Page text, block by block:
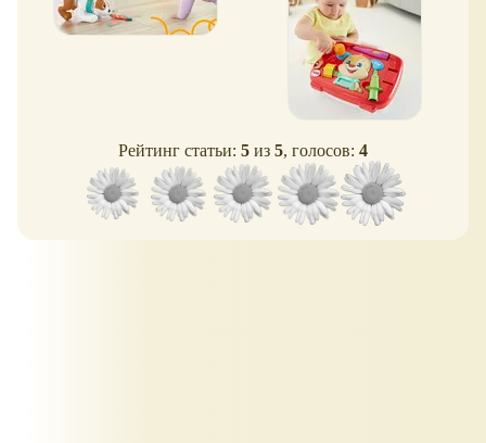
Рейтинг статьи: 5 из 5, голосов: 4